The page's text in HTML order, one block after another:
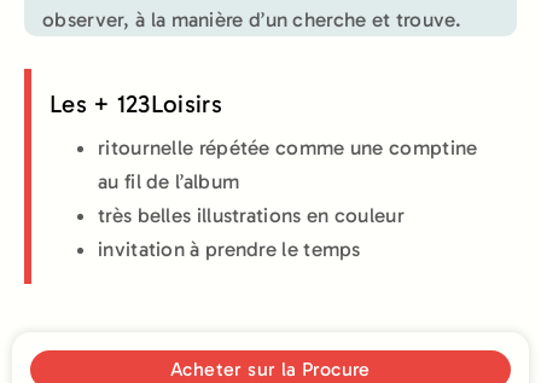
observer, à la manière d’un cherche et trouve.
Les + 123Loisirs
ritournelle répétée comme une comptine
au fil de l’album
très belles illustrations en couleur
invitation à prendre le temps
Acheter sur la Procure